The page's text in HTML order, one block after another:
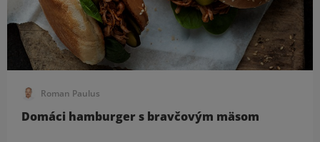
Roman Paulus
Domáci hamburger s bravčovým mäsom